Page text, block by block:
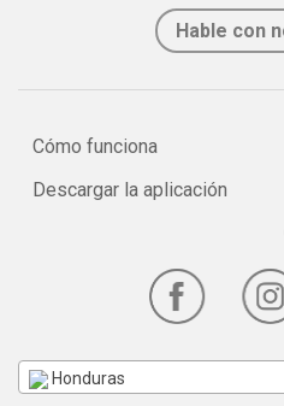
Hable con
Cómo funciona
Descargar la aplicación
Honduras